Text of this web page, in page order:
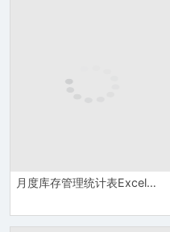
月度库存管理统计表Excel模板